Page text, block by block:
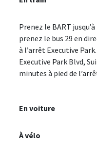
Prenez le BART
prenez le bus 29 en
à l’arrêt Executive
Executive Park Blvd,
minutes à pied de
En voiture
À vélo